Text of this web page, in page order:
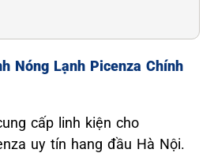
Nóng Lạnh Picenza Chính
cấp linh kiện cho
uy tín hang đầu Hà Nội.